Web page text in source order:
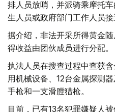
排人员放哨，并派骑乘摩托
生人员或政府部门工作人员接
据介绍，非法开采所得黄金
得收益由团伙成员进行分配。
执法人员在搜查过程中查获
用机械设备、12台金属探测
手枪和一支滑膛猎枪。
目前，已有13名犯罪嫌疑人